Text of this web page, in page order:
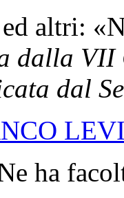
altri:
dalla VII
dal
ha